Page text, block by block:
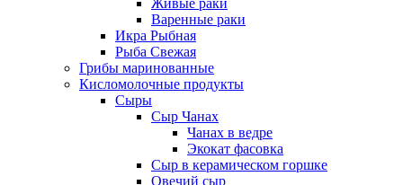
Живые раки
Варенные раки
Икра Рыбная
Рыба Свежая
Грибы маринованные
Кисломолочные продукты
Сыры
Сыр Чанах
Чанах в ведре
Экокат фасовка
Сыр в керамическом горшке
Овечий сыр